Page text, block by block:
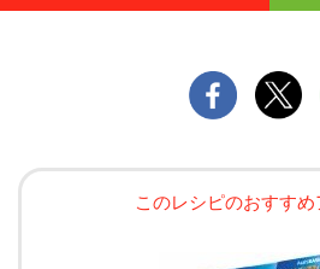
このレシピのおすすめ